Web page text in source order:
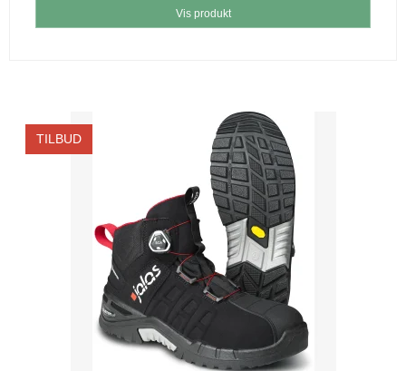
Vis produkt
TILBUD